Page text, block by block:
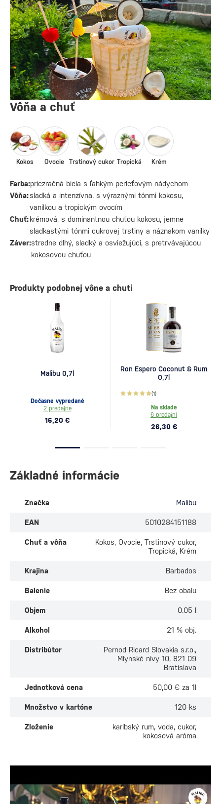
Vôňa a chuť
Farba:priezračná biela s ľahkým perleťovým nádychom
Vôňa:sladká a intenzívna, s výraznými tónmi kokosu,
vanilkou a tropickým ovocím
Chuť:krémová, s dominantnou chuťou kokosu, jemne
sladkastými tónmi cukrovej trstiny a náznakom vanilky
Záver:stredne dlhý, sladký a osviežujúci, s pretrvávajúcou
kokosovou chuťou
Kokos Ovocie Trstinový cukor Tropická Krém
Produkty podobnej vône a chuti
Malibu 0,7l
Dočasne vypredané
2 predajne
16,20 €
Ron Espero Coconut & Rum
0,7l
(1)
Na sklade
6 predajní
26,30 €
Základné informácie
Značka Malibu
EAN 5010284151188
Chuť a vôňa
Kokos, Ovocie, Trstinový cukor,
Tropická, Krém
Krajina Barbados
Balenie Bez obalu
Objem 0.05 l
Alkohol 21 % obj.
Distribútor
Pernod Ricard Slovakia s.r.o.,
Mlynské nivy 10, 821 09
Bratislava
Jednotková cena 50,00 € za 1l
Množstvo v kartóne 120 ks
Zloženie
karibský rum, voda, cukor,
kokosová aróma